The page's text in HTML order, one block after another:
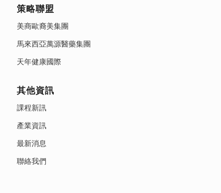
策略聯盟
美商歐裔美集團
馬來西亞萬源醫藥集團
天年健康國際
其他資訊
課程新訊
產業資訊
最新消息
聯絡我們